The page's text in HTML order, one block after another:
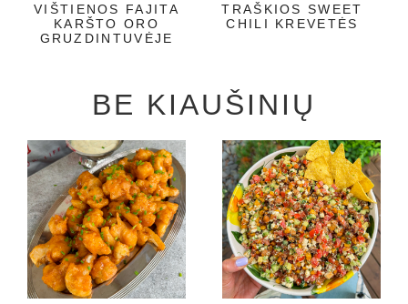
VIŠTIENOS FAJITA
KARŠTO ORO
GRUZDINTUVĖJE
TRAŠKIOS SWEET
CHILI KREVETĖS
BE KIAUŠINIŲ